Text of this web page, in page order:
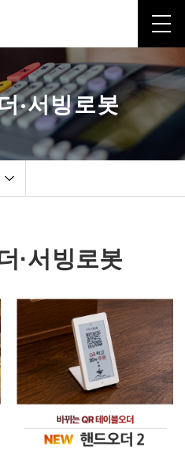
·서빙로봇
·서빙로봇